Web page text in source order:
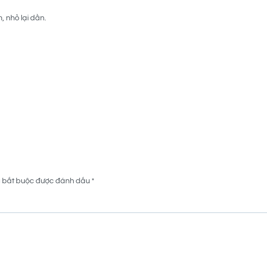
nhỏ lại dần.
bắt buộc được đánh dấu *